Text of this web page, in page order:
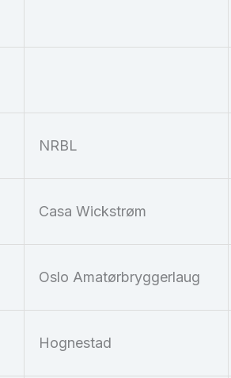
NRBL
Casa Wickstrøm
Oslo Amatørbryggerlaug
Hognestad